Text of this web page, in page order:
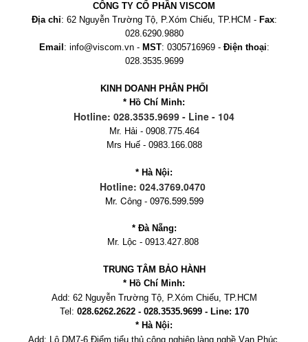
CÔNG TY CỔ PHẦN VISCOM
Địa chỉ: 62 Nguyễn Trường Tộ, P.Xóm Chiếu, TP.HCM - Fax:
028.6290.9880
Email : info@viscom.vn - MST: 0305716969 - Điện thoại:
028.3535.9699
KINH DOANH PHÂN PHỐI
* Hồ Chí Minh:
Hotline: 028.3535.9699 - Line - 104
Mr. Hải - 0908.775.464
Mrs Huế - 0983.166.088
* Hà Nội:
Hotline: 024.3769.0470
Mr. Công - 0976.599.599
* Đà Nẵng:
Mr. Lộc - 0913.427.808
TRUNG TÂM BẢO HÀNH
* Hồ Chí Minh:
Add: 62 Nguyễn Trường Tộ, P.Xóm Chiếu, TP.HCM
Tel: 028.6262.2622 - 028.3535.9699 - Line: 170
* Hà Nội:
Add: Lô DM7-6 Điểm tiểu thủ công nghiệp làng nghề Vạn Phúc,